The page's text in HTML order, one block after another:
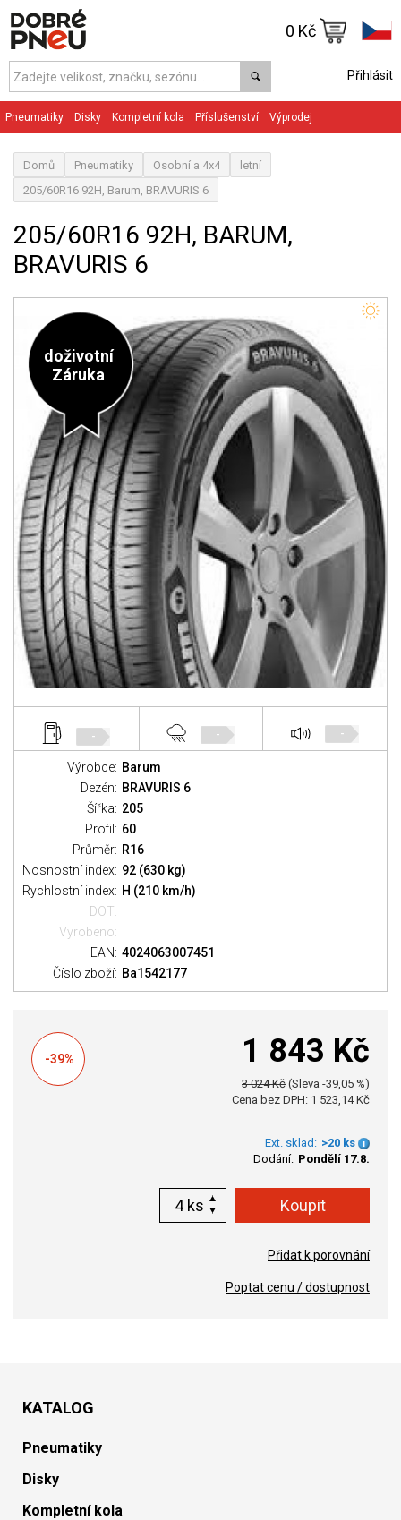
Přihlásit
0 Kč
Pneumatiky Disky Kompletní kola Příslušenství Výprodej
Domů Pneumatiky Osobní a 4x4
letní
205/60R16 92H, Barum, BRAVURIS 6
205/60R16 92H, BARUM,
BRAVURIS 6
doživotní
Záruka
- - -
Výrobce: Barum
Dezén: BRAVURIS 6
Šířka: 205
Profil: 60
Průměr: R16
Nosnostní index: 92 (630 kg)
Rychlostní index: H (210 km/h)
DOT:
Vyrobeno:
EAN: 4024063007451
Číslo zboží: Ba1542177
-39% 1 843 Kč
3 024 Kč (Sleva -39,05 %)
Cena bez DPH: 1 523,14 Kč
Ext. sklad: >20 ks
Dodání: Pondělí 17.8.
ks
Přidat k porovnání
Poptat cenu / dostupnost
KATALOG
Pneumatiky
Disky
Kompletní kola